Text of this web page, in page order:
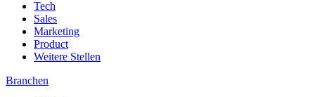
Tech
Sales
Marketing
Product
Weitere Stellen
Branchen